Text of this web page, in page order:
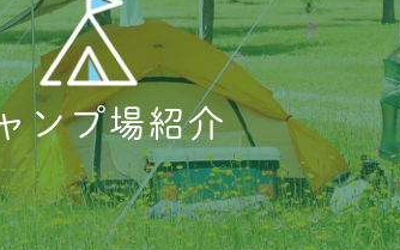
ンプ場紹介